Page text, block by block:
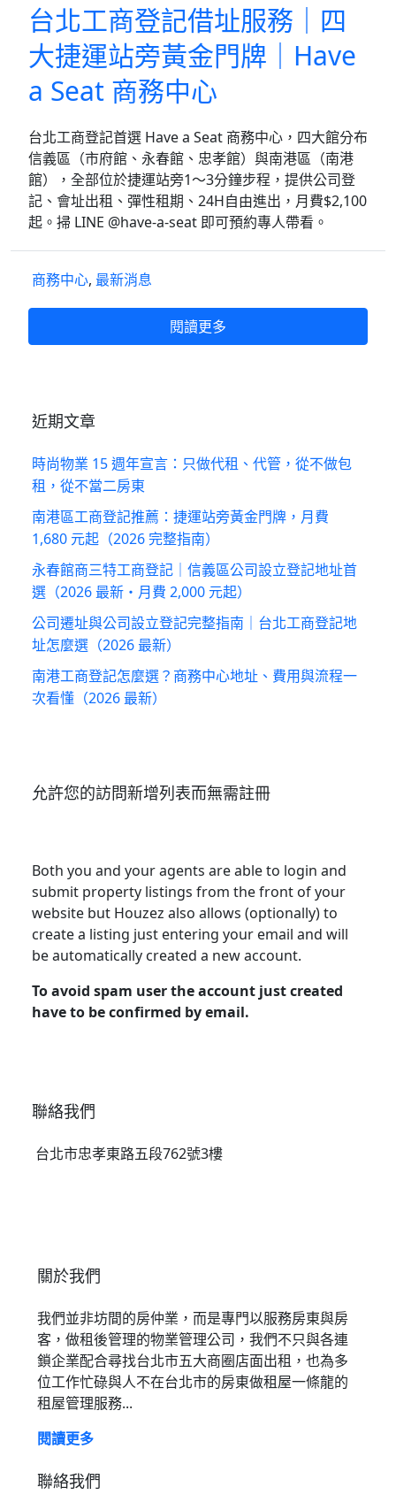
台北工商登記借址服務｜四
大捷運站旁黃金門牌｜Have
a Seat 商務中心
台北工商登記首選 Have a Seat 商務中心，四大館分布
信義區（市府館、永春館、忠孝館）與南港區（南港
館），全部位於捷運站旁1～3分鐘步程，提供公司登
記、會址出租、彈性租期、24H自由進出，月費$2,100
起。掃 LINE @have-a-seat 即可預約專人帶看。
商務中心, 最新消息
閱讀更多
近期文章
時尚物業 15 週年宣言：只做代租、代管，從不做包
租，從不當二房東
南港區工商登記推薦：捷運站旁黃金門牌，月費
1,680 元起（2026 完整指南）
永春館商三特工商登記｜信義區公司設立登記地址首
選（2026 最新・月費 2,000 元起）
公司遷址與公司設立登記完整指南｜台北工商登記地
址怎麼選（2026 最新）
南港工商登記怎麼選？商務中心地址、費用與流程一
次看懂（2026 最新）
允許您的訪問新增列表而無需註冊
Both you and your agents are able to login and
submit property listings from the front of your
website but Houzez also allows (optionally) to
create a listing just entering your email and will
be automatically created a new account.
To avoid spam user the account just created
have to be confirmed by email.
聯絡我們
台北市忠孝東路五段762號3樓
關於我們
我們並非坊間的房仲業，而是專門以服務房東與房
客，做租後管理的物業管理公司，我們不只與各連
鎖企業配合尋找台北市五大商圈店面出租，也為多
位工作忙碌與人不在台北市的房東做租屋一條龍的
租屋管理服務...
閱讀更多
聯絡我們